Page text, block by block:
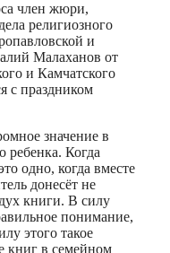
член жюри,
религиозного
и
Малаханов от
и Камчатского
с праздником
значение в
Когда
одно, когда вместе
донесёт не
книги. В силу
понимание,
этого такое
книг в семейном